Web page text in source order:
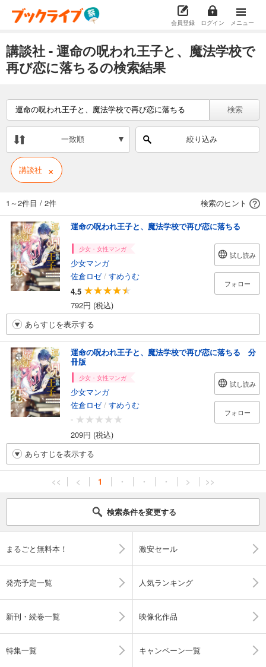
会員登録 ログイン メニュー
講談社 - 運命の呪われ王子と、魔法学校で
再び恋に落ちるの検索結果
検索
一致順 絞り込み
講談社 ×
1～2件目 / 2件 検索のヒント
運命の呪われ王子と、魔法学校で再び恋に落ちる
少女・女性マンガ
少女マンガ
佐倉ロゼ/ すめうむ
4.5
792円 (税込)
試し読み
フォロー
あらすじを表示する
運命の呪われ王子と、魔法学校で再び恋に落ちる 分
冊版
少女・女性マンガ
少女マンガ
佐倉ロゼ/ すめうむ
-
209円 (税込)
試し読み
フォロー
あらすじを表示する
<< < 1 ・ ・ ・ > >>
検索条件を変更する
まるごと無料本！ 激安セール
発売予定一覧 人気ランキング
新刊・続巻一覧 映像化作品
特集一覧 キャンペーン一覧